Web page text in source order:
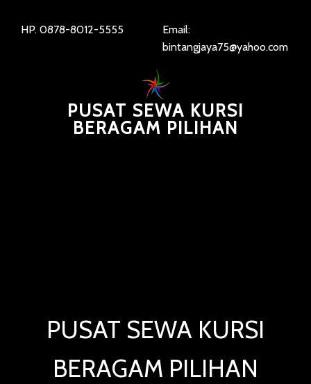
HP. 0878-8012-5555
Email:
bintangjaya75@yahoo.com
PUSAT SEWA KURSI
BERAGAM PILIHAN
PUSAT SEWA KURSI
BERAGAM PILIHAN